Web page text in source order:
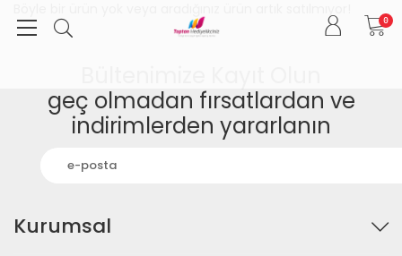
0
geç olmadan fırsatlardan ve
indirimlerden yararlanın
Kurumsal